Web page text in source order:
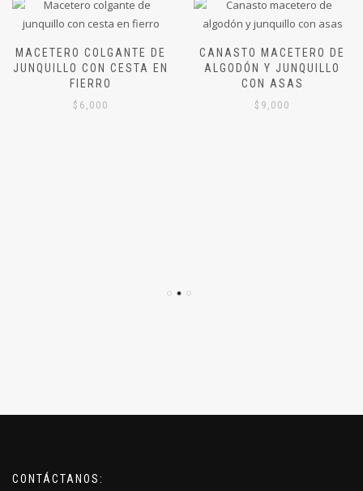
MACETERO COLGANTE DE
JUNQUILLO CON CESTA EN
FIERRO
$ 6,000
CANASTO MACETERO DE
ALGODÓN Y JUNQUILLO
CON ASAS
$ 9,000
CONTÁCTANOS: